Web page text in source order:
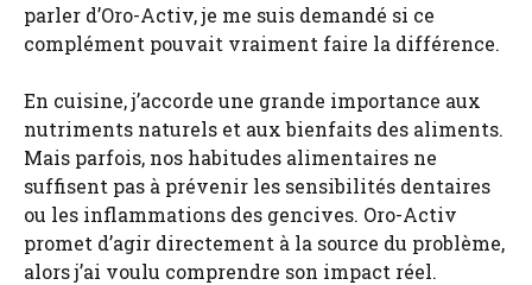
parler d’Oro-Activ, je me suis demandé si ce
complément pouvait vraiment faire la différence.
En cuisine, j’accorde une grande importance aux
nutriments naturels et aux bienfaits des aliments.
Mais parfois, nos habitudes alimentaires ne
suffisent pas à prévenir les sensibilités dentaires
ou les inflammations des gencives. Oro-Activ
promet d’agir directement à la source du problème,
alors j’ai voulu comprendre son impact réel.